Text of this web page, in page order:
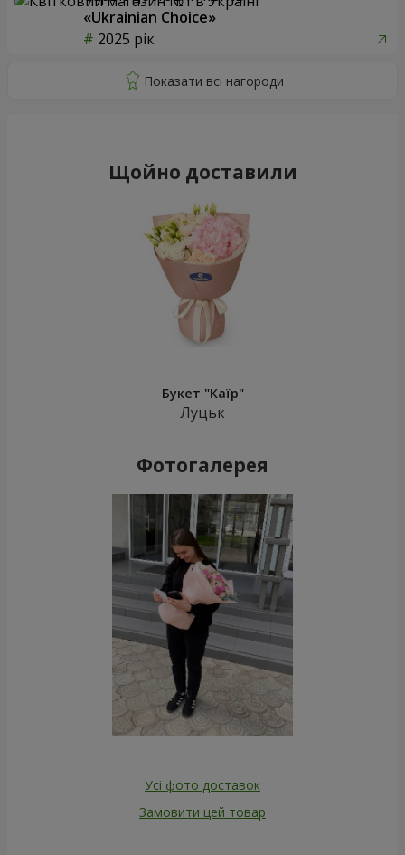
«Ukrainian Choice»
2025 рік
Щойно доставили
Букет "Каїр"
Луцьк
Фотогалерея
Усі фото доставок
Замовити цей товар